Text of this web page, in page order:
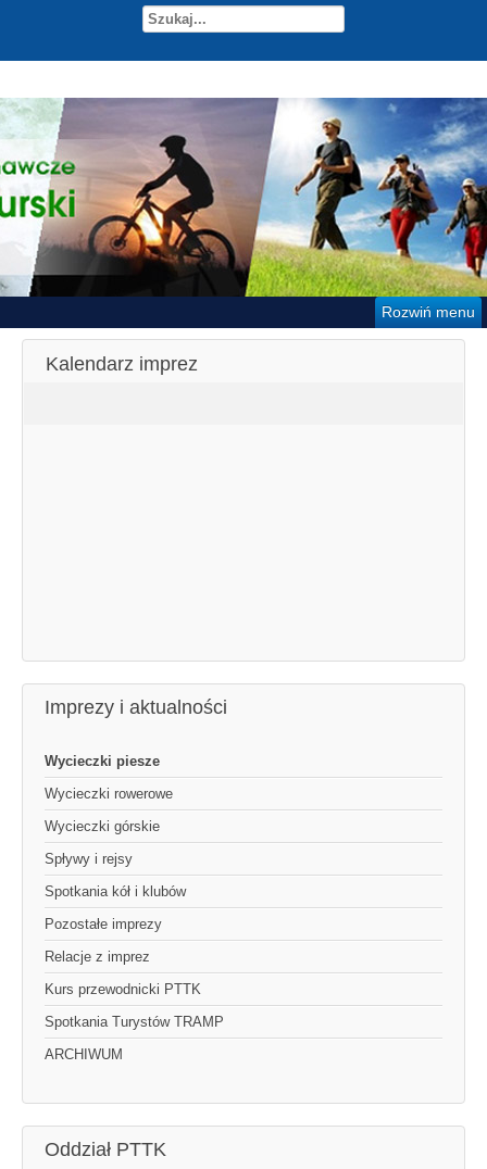
Rozwiń menu
Kalendarz imprez
Imprezy i aktualności
Wycieczki piesze
Wycieczki rowerowe
Wycieczki górskie
Spływy i rejsy
Spotkania kół i klubów
Pozostałe imprezy
Relacje z imprez
Kurs przewodnicki PTTK
Spotkania Turystów TRAMP
ARCHIWUM
Oddział PTTK